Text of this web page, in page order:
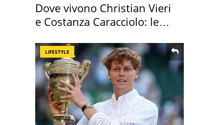
Dove vivono Christian Vieri
e Costanza Caracciolo: le
LIFESTYLE